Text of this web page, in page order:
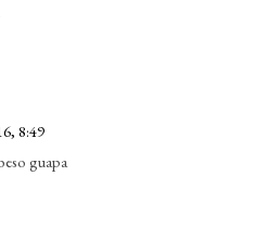
8:49
guapa